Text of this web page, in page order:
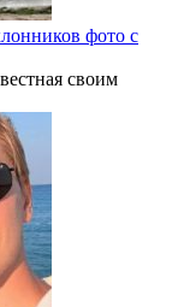
фото с
своим